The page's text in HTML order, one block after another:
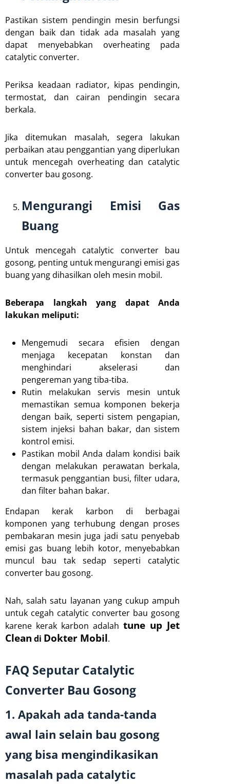
Pastikan sistem pendingin mesin berfungsi
dengan baik dan tidak ada masalah yang
dapat menyebabkan overheating pada
catalytic converter.
Periksa keadaan radiator, kipas pendingin,
termostat, dan cairan pendingin secara
berkala.
Jika ditemukan masalah, segera lakukan
perbaikan atau penggantian yang diperlukan
untuk mencegah overheating dan catalytic
converter bau gosong.
Mengurangi Emisi Gas
Buang
Untuk mencegah catalytic converter bau
gosong, penting untuk mengurangi emisi gas
buang yang dihasilkan oleh mesin mobil.
Beberapa langkah yang dapat Anda
lakukan meliputi:
Mengemudi secara efisien dengan
menjaga kecepatan konstan dan
menghindari akselerasi dan
pengereman yang tiba-tiba.
Rutin melakukan servis mesin untuk
memastikan semua komponen bekerja
dengan baik, seperti sistem pengapian,
sistem injeksi bahan bakar, dan sistem
kontrol emisi.
Pastikan mobil Anda dalam kondisi baik
dengan melakukan perawatan berkala,
termasuk penggantian busi, filter udara,
dan filter bahan bakar.
Endapan kerak karbon di berbagai
komponen yang terhubung dengan proses
pembakaran mesin juga jadi satu penyebab
emisi gas buang lebih kotor, menyebabkan
muncul bau tak sedap seperti catalytic
converter bau gosong.
Nah, salah satu layanan yang cukup ampuh
untuk cegah catalytic converter bau gosong
karene kerak karbon adalah tune up Jet
Clean di Dokter Mobil.
FAQ Seputar Catalytic
Converter Bau Gosong
1. Apakah ada tanda-tanda
awal lain selain bau gosong
yang bisa mengindikasikan
masalah pada catalytic